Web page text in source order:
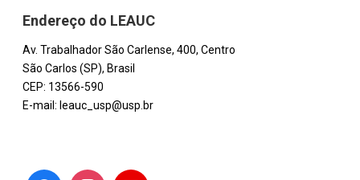
Endereço do LEAUC
Av. Trabalhador São Carlense, 400, Centro
São Carlos (SP), Brasil
CEP: 13566-590
E-mail: leauc_usp@usp.br